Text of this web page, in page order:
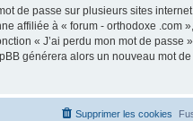
de passe sur plusieurs sites
affiliée à « forum - orthodoxe .com
« J’ai perdu mon mot de passe
générera alors un nouveau mot
Supprimer les cookies